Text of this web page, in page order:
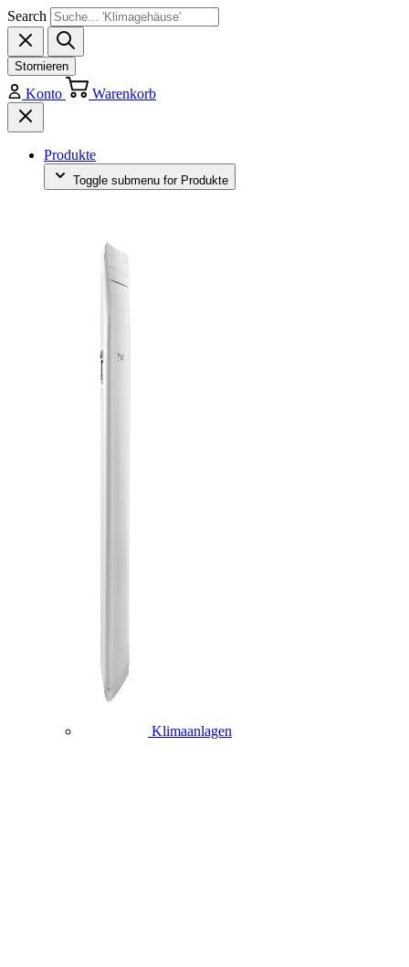
Search
Stornieren
Konto Warenkorb
Produkte
Toggle submenu for Produkte
Klimaanlagen